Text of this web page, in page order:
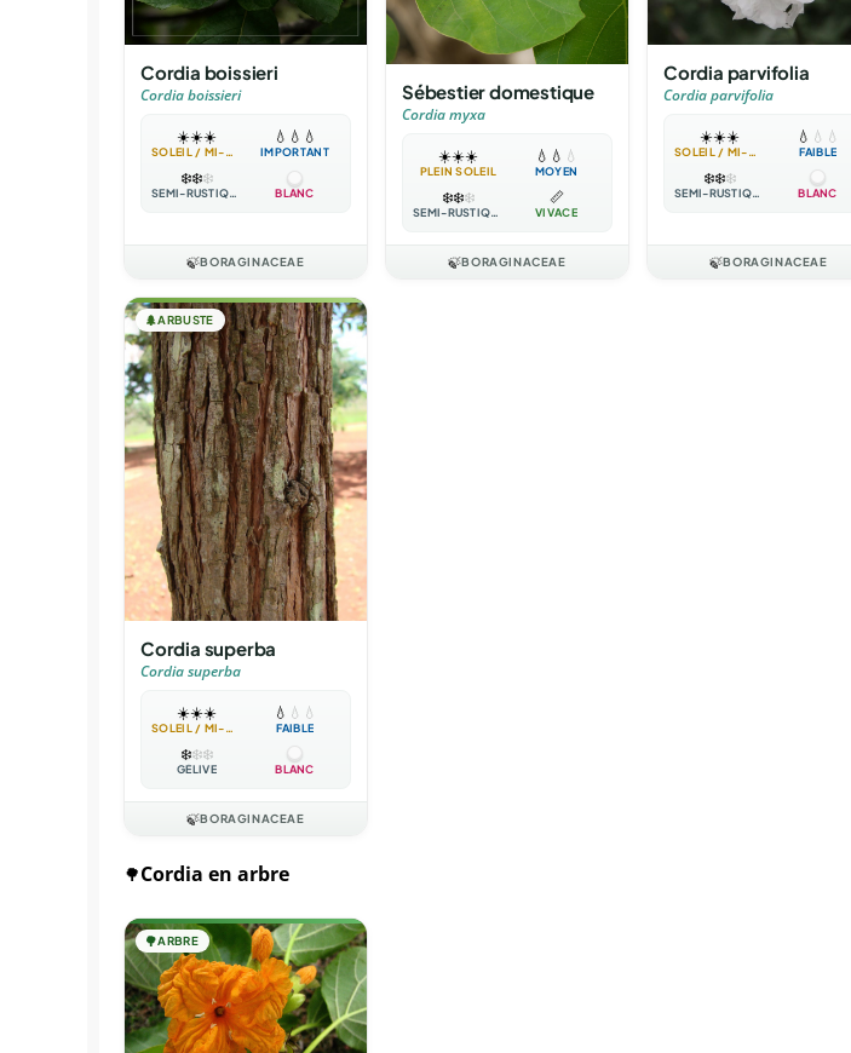
Cordia boissieri
Cordia boissieri
☀️☀️☀️
SOLEIL / MI-OMBRE
💧 💧 💧
IMPORTANT
❄️❄️❄️
SEMI-RUSTIQUE BLANC
🍃BORAGINACEAE
Sébestier domestique
Cordia myxa
☀️☀️☀️
PLEIN SOLEIL
💧 💧 💧
MOYEN
❄️❄️❄️
SEMI-RUSTIQUE
📏
VIVACE
🍃BORAGINACEAE
Cordia parvifolia
Cordia parvifolia
☀️☀️☀️
SOLEIL / MI-OMBRE
💧 💧 💧
FAIBLE
❄️❄️❄️
SEMI-RUSTIQUE BLANC
🍃BORAGINACEAE
🌲ARBUSTE
Cordia superba
Cordia superba
☀️☀️☀️
SOLEIL / MI-OMBRE
💧 💧 💧
FAIBLE
❄️❄️❄️
GÉLIVE BLANC
🍃BORAGINACEAE
🌳Cordia en arbre
🌳ARBRE